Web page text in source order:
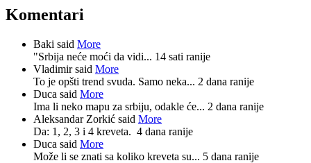
Komentari
Baki said More
"Srbija neće moći da vidi... 14 sati ranije
Vladimir said More
To je opšti trend svuda. Samo neka... 2 dana ranije
Duca said More
Ima li neko mapu za srbiju, odakle će... 2 dana ranije
Aleksandar Zorkić said More
Da: 1, 2, 3 i 4 kreveta. 4 dana ranije
Duca said More
Može li se znati sa koliko kreveta su... 5 dana ranije